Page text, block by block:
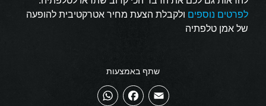
לפרטים נוספים ולקבלת הצעת מחיר אטרקטיבית להופעה
של אמן טלפתיה
שתף באמצעות
Email
Facebook